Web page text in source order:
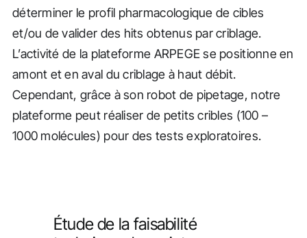
déterminer le profil pharmacologique de cibles
et/ou de valider des hits obtenus par criblage.
L’activité de la plateforme ARPEGE se positionne en
amont et en aval du criblage à haut débit.
Cependant, grâce à son robot de pipetage, notre
plateforme peut réaliser de petits cribles (100 –
1000 molécules) pour des tests exploratoires.
Étude de la faisabilité